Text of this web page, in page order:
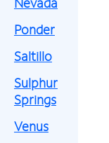
Ponder
Saltillo
Sulphur
Springs
Venus